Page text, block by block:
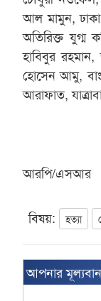
আল মামুন,
অতিরিক্ত যুগ্ম
হাবিবুর
হোসেন আমু,
আরাফাত,
আরপি/এসআর
বিষয়: হত্যা
আপনার